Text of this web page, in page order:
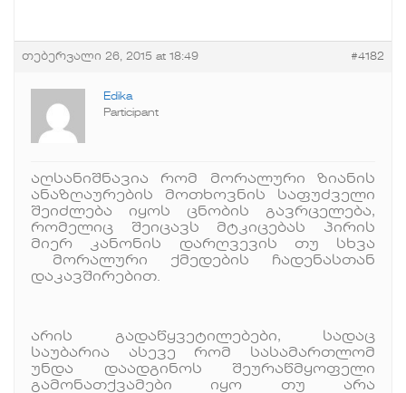
თებერვალი 26, 2015 at 18:49 #4182
Edika
Participant
აღსანიშნავია რომ მორალური ზიანის
ანაზღაურების მოთხოვნის საფუძველი
შეიძლება იყოს ცნობის გავრცელება,
რომელიც შეიცავს მტკიცებას პირის
მიერ კანონის დარღვევის თუ სხვა
მორალური ქმედების ჩადენასთან
დაკავშირებით.
არის გადაწყვეტილებები, სადაც
საუბარია ასევე რომ სასამართლომ
უნდა დაადგინოს შეურაწმყოფელი
გამონათქვამები იყო თუ არა